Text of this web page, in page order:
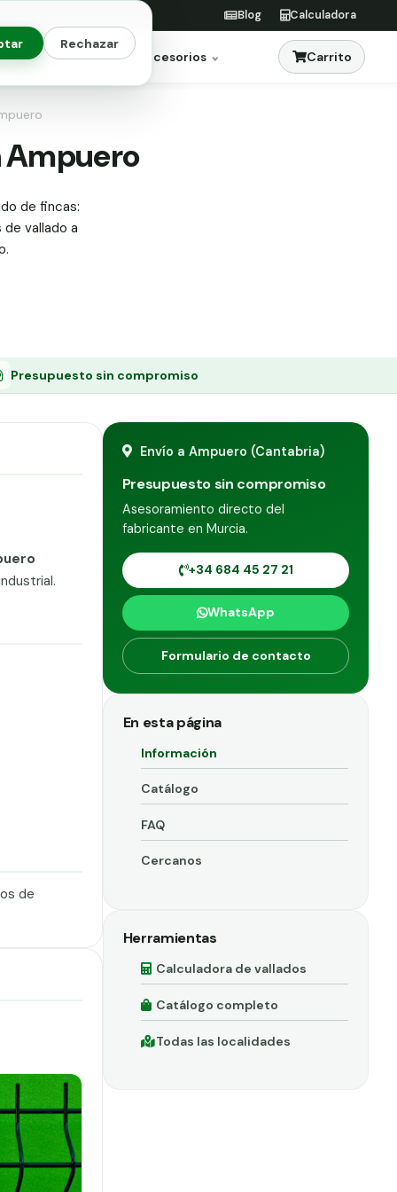
Rechazar
Blog Calculadora
Jardinería Accesorios Carrito
Ampuero
de fincas:
vallado a
Presupuesto sin compromiso
de
Envío a Ampuero (Cantabria)
Presupuesto sin compromiso
Asesoramiento directo del
fabricante en Murcia.
+34 684 45 27 21
WhatsApp
Formulario de contacto
En esta página
Información
Catálogo
FAQ
Cercanos
Herramientas
Calculadora de vallados
Catálogo completo
Todas las localidades